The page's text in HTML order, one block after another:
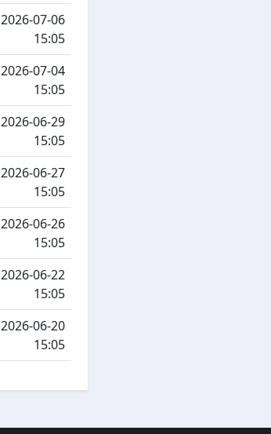
2026-07-06
15:05
2026-07-04
15:05
2026-06-29
15:05
2026-06-27
15:05
2026-06-26
15:05
2026-06-22
15:05
2026-06-20
15:05